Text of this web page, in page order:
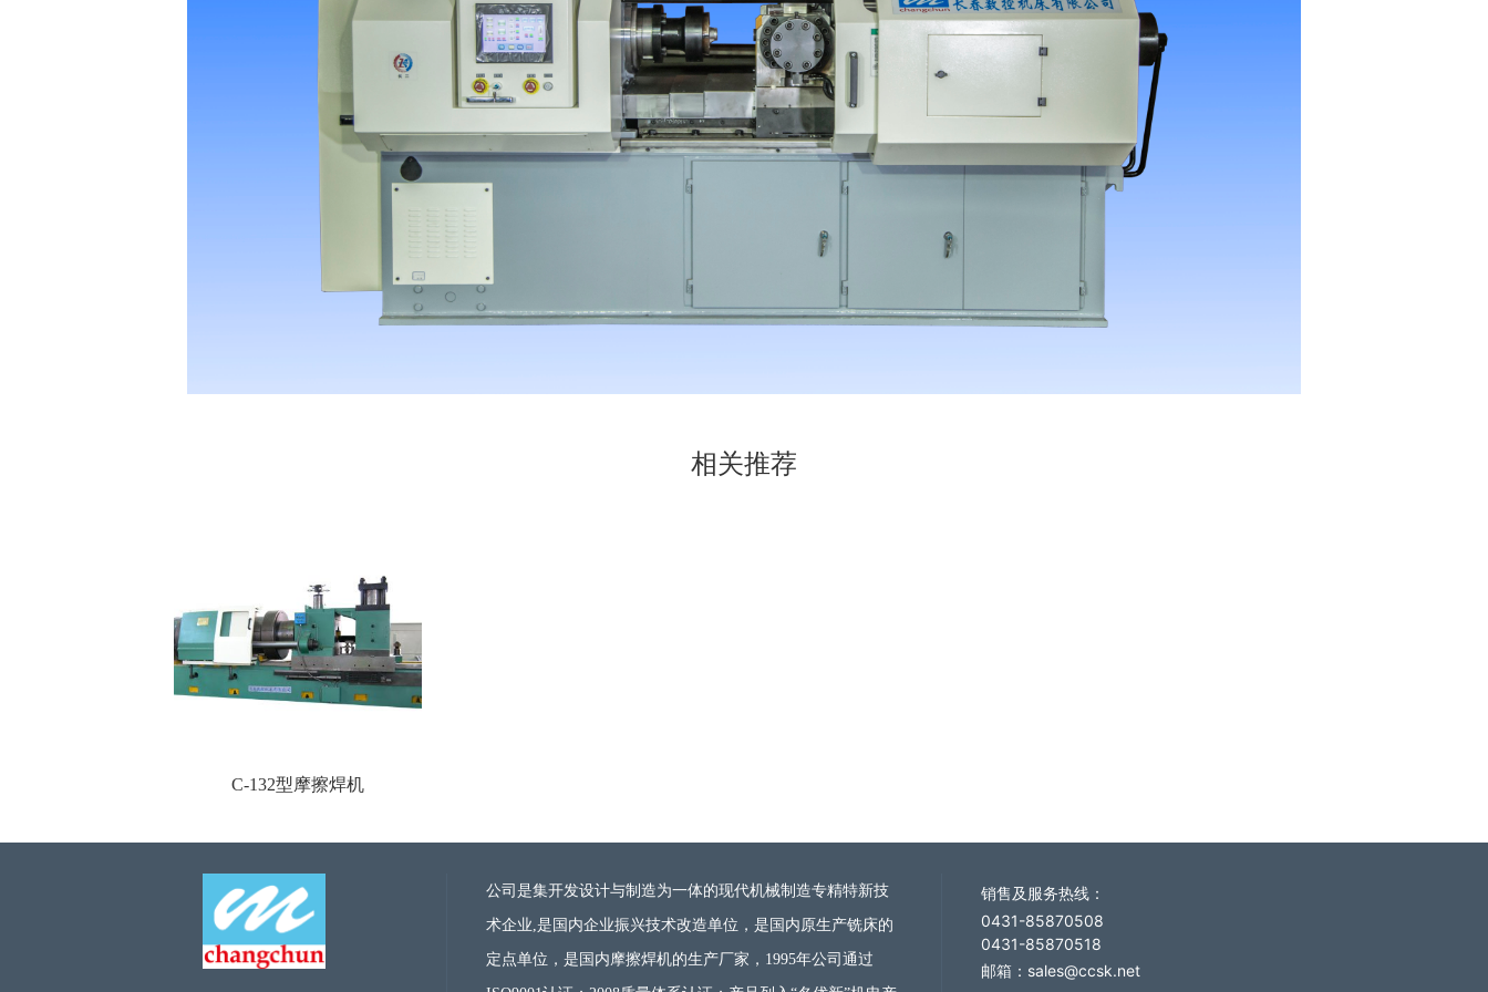
相关推荐
C-132型摩擦焊机
公司是集开发设计与制造为一体的现代机械制造专精特新技
术企业,是国内企业振兴技术改造单位，是国内原生产铣床的
定点单位，是国内摩擦焊机的生产厂家，1995年公司通过
销售及服务热线 ：
0431-85870508
0431-85870518
邮箱：sales@ccsk.net